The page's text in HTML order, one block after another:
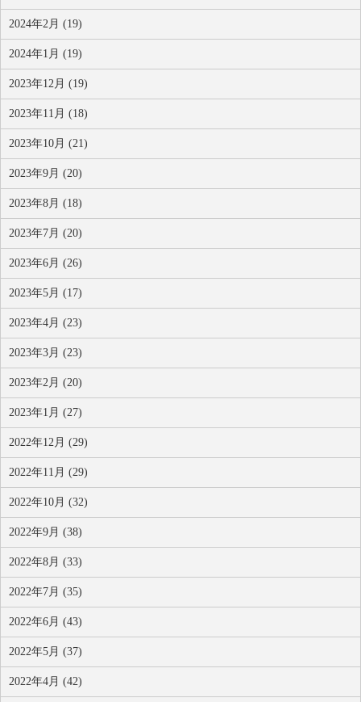
2024年2月 (19)
2024年1月 (19)
2023年12月 (19)
2023年11月 (18)
2023年10月 (21)
2023年9月 (20)
2023年8月 (18)
2023年7月 (20)
2023年6月 (26)
2023年5月 (17)
2023年4月 (23)
2023年3月 (23)
2023年2月 (20)
2023年1月 (27)
2022年12月 (29)
2022年11月 (29)
2022年10月 (32)
2022年9月 (38)
2022年8月 (33)
2022年7月 (35)
2022年6月 (43)
2022年5月 (37)
2022年4月 (42)